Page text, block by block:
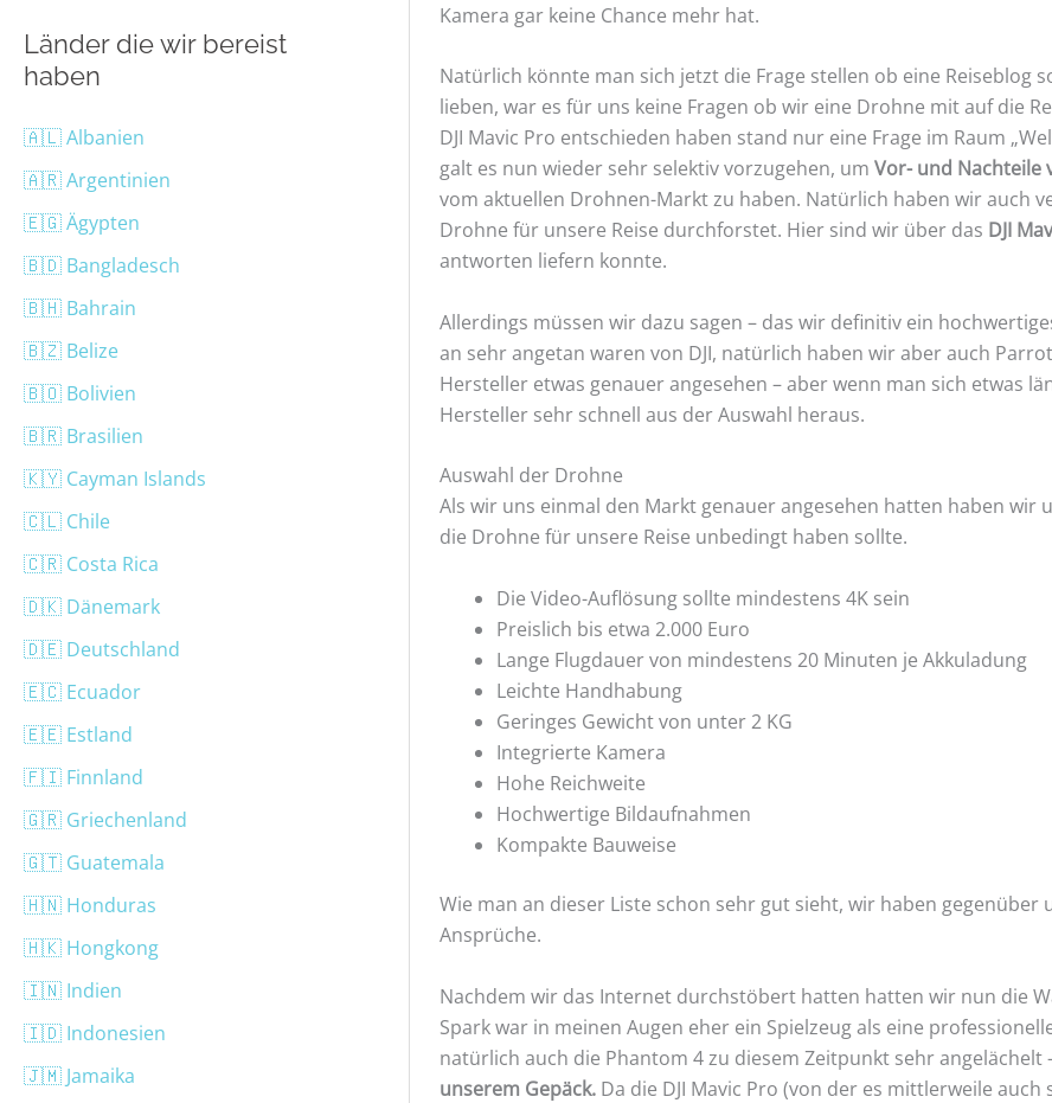
Länder die wir bereist
haben
🇦🇱 Albanien
🇦🇷 Argentinien
🇪🇬 Ägypten
🇧🇩 Bangladesch
🇧🇭 Bahrain
🇧🇿 Belize
🇧🇴 Bolivien
🇧🇷 Brasilien
🇰🇾 Cayman Islands
🇨🇱 Chile
🇨🇷 Costa Rica
🇩🇰 Dänemark
🇩🇪 Deutschland
🇪🇨 Ecuador
🇪🇪 Estland
🇫🇮 Finnland
🇬🇷 Griechenland
🇬🇹 Guatemala
🇭🇳 Honduras
🇭🇰 Hongkong
🇮🇳 Indien
🇮🇩 Indonesien
🇯🇲 Jamaika
Kamera gar keine Chance mehr hat.
Natürlich könnte man sich jetzt die Frage stellen ob eine Reiseblog
lieben, war es für uns keine Fragen ob wir eine Drohne mit auf die
DJI Mavic Pro entschieden haben stand nur eine Frage im Raum
galt es nun wieder sehr selektiv vorzugehen, um Vor- und Nachteile
vom aktuellen Drohnen-Markt zu haben. Natürlich haben wir auch
Drohne für unsere Reise durchforstet. Hier sind wir über das DJI
antworten liefern konnte.
Allerdings müssen wir dazu sagen – das wir definitiv ein
an sehr angetan waren von DJI, natürlich haben wir aber auch
Hersteller etwas genauer angesehen – aber wenn man sich etwas
Hersteller sehr schnell aus der Auswahl heraus.
Auswahl der Drohne
Als wir uns einmal den Markt genauer angesehen hatten haben wir
die Drohne für unsere Reise unbedingt haben sollte.
Die Video-Auflösung sollte mindestens 4K sein
Preislich bis etwa 2.000 Euro
Lange Flugdauer von mindestens 20 Minuten je Akkuladung
Leichte Handhabung
Geringes Gewicht von unter 2 KG
Integrierte Kamera
Hohe Reichweite
Hochwertige Bildaufnahmen
Kompakte Bauweise
Wie man an dieser Liste schon sehr gut sieht, wir haben
Ansprüche.
Nachdem wir das Internet durchstöbert hatten hatten wir nun die
Spark war in meinen Augen eher ein Spielzeug als eine
natürlich auch die Phantom 4 zu diesem Zeitpunkt sehr angelächelt
unserem Gepäck. Da die DJI Mavic Pro (von der es mittlerweile